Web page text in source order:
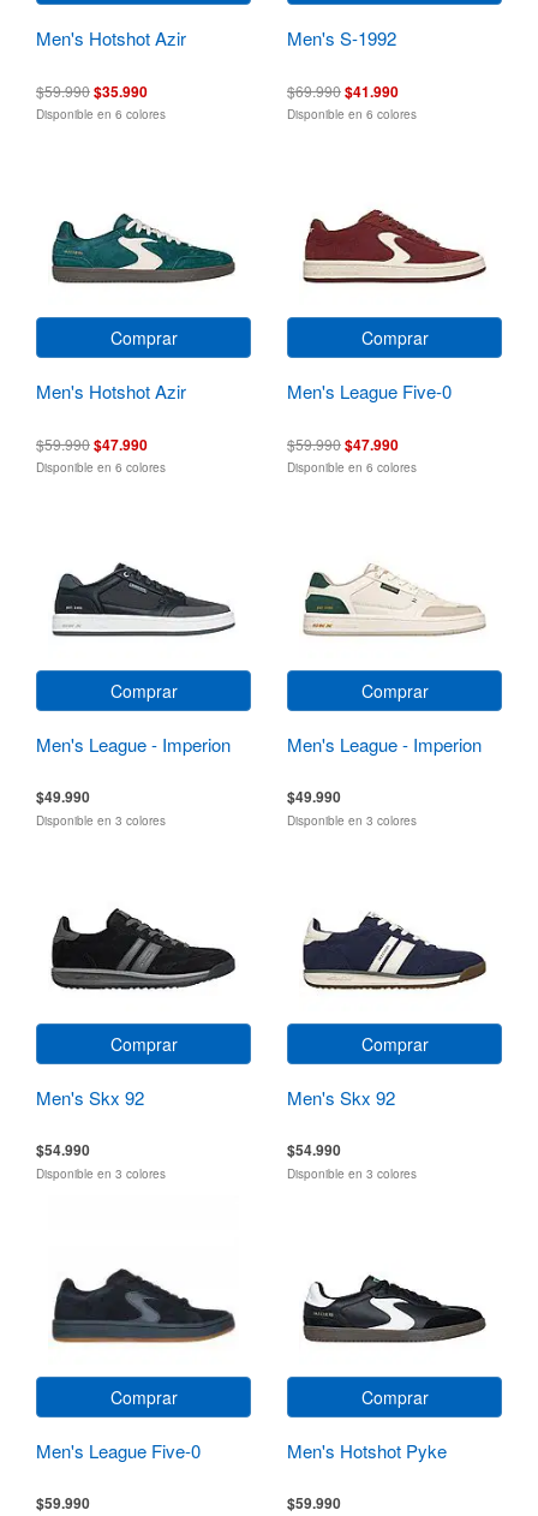
Men's Hotshot Azir
$59.990$35.990
Disponible en 6 colores
Men's S-1992
$69.990$41.990
Disponible en 6 colores
Comprar
Men's Hotshot Azir
$59.990$47.990
Disponible en 6 colores
Comprar
Men's League Five-0
$59.990$47.990
Disponible en 6 colores
Comprar
Men's League - Imperion
$49.990
Disponible en 3 colores
Comprar
Men's League - Imperion
$49.990
Disponible en 3 colores
Comprar
Men's Skx 92
$54.990
Disponible en 3 colores
Comprar
Men's Skx 92
$54.990
Disponible en 3 colores
Comprar
Men's League Five-0
$59.990
Comprar
Men's Hotshot Pyke
$59.990